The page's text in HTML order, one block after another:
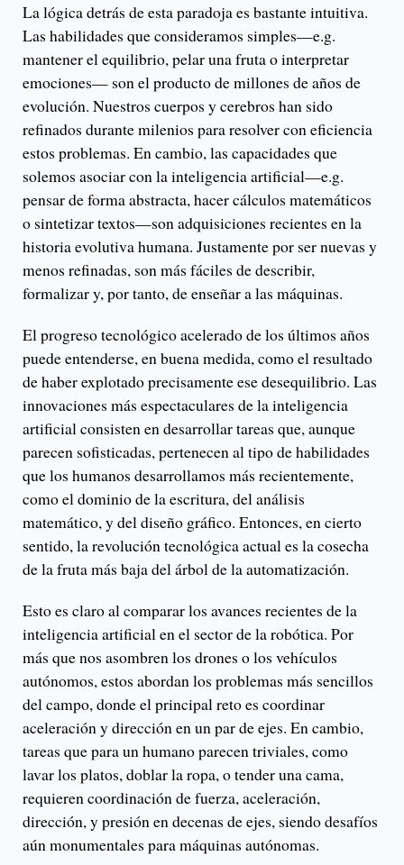
La lógica detrás de esta paradoja es bastante intuitiva.
Las habilidades que consideramos simples—e.g.
mantener el equilibrio, pelar una fruta o interpretar
emociones— son el producto de millones de años de
evolución. Nuestros cuerpos y cerebros han sido
refinados durante milenios para resolver con eficiencia
estos problemas. En cambio, las capacidades que
solemos asociar con la inteligencia artificial—e.g.
pensar de forma abstracta, hacer cálculos matemáticos
o sintetizar textos—son adquisiciones recientes en la
historia evolutiva humana. Justamente por ser nuevas y
menos refinadas, son más fáciles de describir,
formalizar y, por tanto, de enseñar a las máquinas.
El progreso tecnológico acelerado de los últimos años
puede entenderse, en buena medida, como el resultado
de haber explotado precisamente ese desequilibrio. Las
innovaciones más espectaculares de la inteligencia
artificial consisten en desarrollar tareas que, aunque
parecen sofisticadas, pertenecen al tipo de habilidades
que los humanos desarrollamos más recientemente,
como el dominio de la escritura, del análisis
matemático, y del diseño gráfico. Entonces, en cierto
sentido, la revolución tecnológica actual es la cosecha
de la fruta más baja del árbol de la automatización.
Esto es claro al comparar los avances recientes de la
inteligencia artificial en el sector de la robótica. Por
más que nos asombren los drones o los vehículos
autónomos, estos abordan los problemas más sencillos
del campo, donde el principal reto es coordinar
aceleración y dirección en un par de ejes. En cambio,
tareas que para un humano parecen triviales, como
lavar los platos, doblar la ropa, o tender una cama,
requieren coordinación de fuerza, aceleración,
dirección, y presión en decenas de ejes, siendo desafíos
aún monumentales para máquinas autónomas.